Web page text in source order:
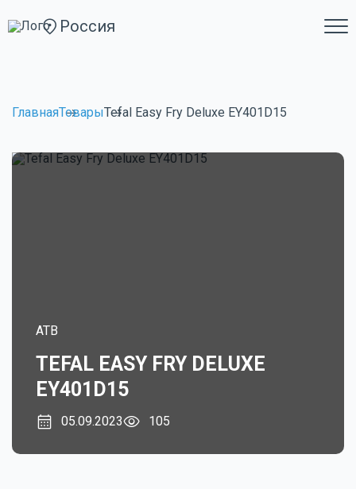
Россия
ГлавнаяТоварыTefal Easy Fry Deluxe EY401D15
ATB
TEFAL EASY FRY DELUXE
EY401D15
05.09.2023 105